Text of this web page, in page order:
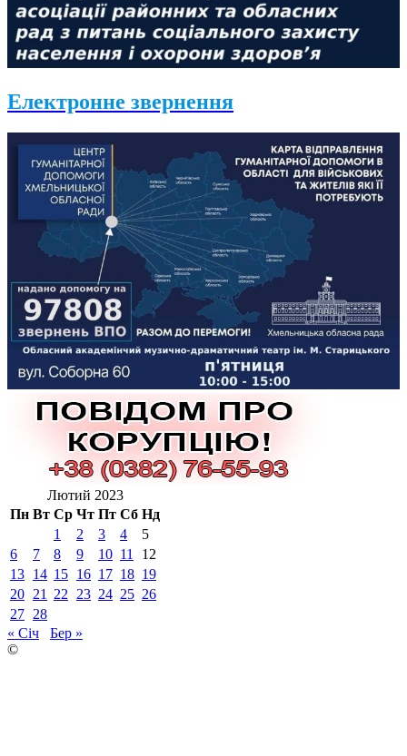
Електронне звернення
Лютий 2023
Пн Вт Ср Чт Пт Сб Нд
1
2 3 4
5
6
7 8 9 10 11
12
13 14 15 16 17 18 19
20 21 22 23 24 25 26
27 28
« Січ
Бер »
©